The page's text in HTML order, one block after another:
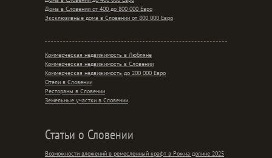
Дома в Словении от 400 до 800 000 Евро
Эксклюзивные дома в Словении от 800 000 Евро
Коммерческая недвижимость в Любляне
Коммерческая недвижимость в Словении
Коммерческая недвижимость до 200 000 Евро
Отели в Словении
Рестораны в Словении
Земельные участки в Словении
Статьи о Словении
Возможности вложений в ремесленный крафт в Рожна долине 2025